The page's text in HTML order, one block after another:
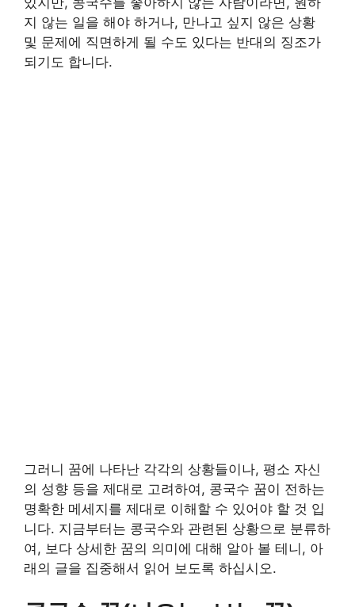
지 않는 일을 해야 하거나, 만나고 싶지 않은 상황
및 문제에 직면하게 될 수도 있다는 반대의 징조가
되기도 합니다.
그러니 꿈에 나타난 각각의 상황들이나, 평소 자신
의 성향 등을 제대로 고려하여, 콩국수 꿈이 전하는
명확한 메세지를 제대로 이해할 수 있어야 할 것 입
니다. 지금부터는 콩국수와 관련된 상황으로 분류하
여, 보다 상세한 꿈의 의미에 대해 알아 볼 테니, 아
래의 글을 집중해서 읽어 보도록 하십시오.